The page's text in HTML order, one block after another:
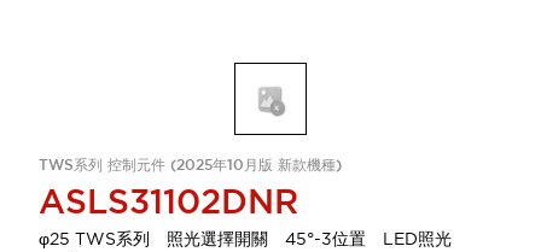
TWS系列 控制元件 (2025年10月版 新款機種)
ASLS31102DNR
φ25 TWS系列 照光選擇開關 45°-3位置 LED照光